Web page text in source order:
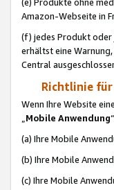
Amazon-Webseite in
(f) jedes Produkt oder
erhältst eine
Central
Richtlinie für
Wenn Ihre Website
„Mobile Anwendung
(a) Ihre Mobile
(b) Ihre Mobile
(c) Ihre Mobile